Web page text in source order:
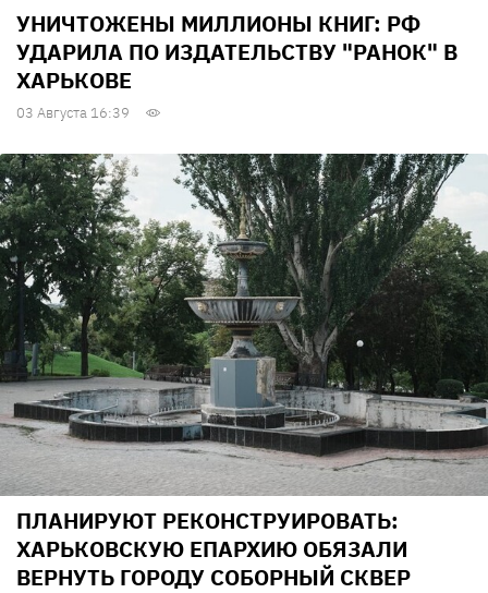
УНИЧТОЖЕНЫ МИЛЛИОНЫ КНИГ: РФ
УДАРИЛА ПО ИЗДАТЕЛЬСТВУ "РАНОК" В
ХАРЬКОВЕ
03 Августа 16:39
ПЛАНИРУЮТ РЕКОНСТРУИРОВАТЬ:
ХАРЬКОВСКУЮ ЕПАРХИЮ ОБЯЗАЛИ
ВЕРНУТЬ ГОРОДУ СОБОРНЫЙ СКВЕР